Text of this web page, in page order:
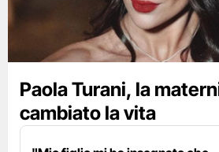
Paola Turani, la
cambiato la vita